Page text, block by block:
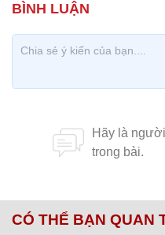
CÓ THỂ BẠN QUAN